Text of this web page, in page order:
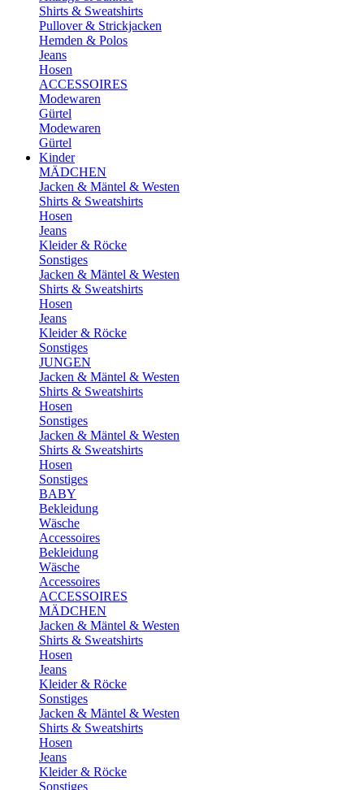
Shirts & Sweatshirts
Pullover & Strickjacken
Hemden & Polos
Jeans
Hosen
ACCESSOIRES
Modewaren
Gürtel
Modewaren
Gürtel
Kinder
MÄDCHEN
Jacken & Mäntel & Westen
Shirts & Sweatshirts
Hosen
Jeans
Kleider & Röcke
Sonstiges
Jacken & Mäntel & Westen
Shirts & Sweatshirts
Hosen
Jeans
Kleider & Röcke
Sonstiges
JUNGEN
Jacken & Mäntel & Westen
Shirts & Sweatshirts
Hosen
Sonstiges
Jacken & Mäntel & Westen
Shirts & Sweatshirts
Hosen
Sonstiges
BABY
Bekleidung
Wäsche
Accessoires
Bekleidung
Wäsche
Accessoires
ACCESSOIRES
MÄDCHEN
Jacken & Mäntel & Westen
Shirts & Sweatshirts
Hosen
Jeans
Kleider & Röcke
Sonstiges
Jacken & Mäntel & Westen
Shirts & Sweatshirts
Hosen
Jeans
Kleider & Röcke
Sonstiges